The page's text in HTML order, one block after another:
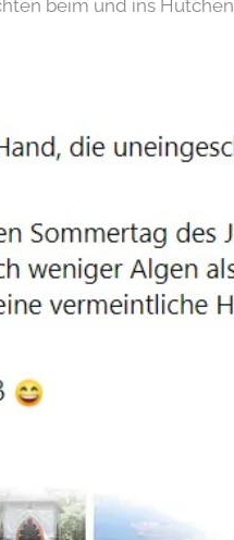
beim und ins Hütchen